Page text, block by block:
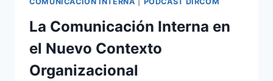
La Comunicación Interna en
el Nuevo Contexto
Organizacional